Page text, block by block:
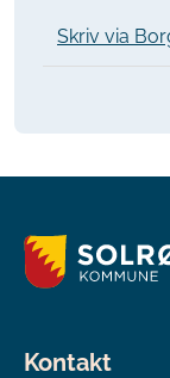
Skriv via
Kontakt